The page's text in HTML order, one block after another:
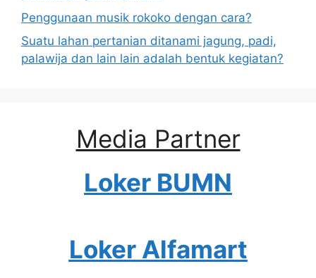
Penggunaan musik rokoko dengan cara?
Suatu lahan pertanian ditanami jagung, padi,
palawija dan lain lain adalah bentuk kegiatan?
Media Partner
Loker BUMN
Loker Alfamart